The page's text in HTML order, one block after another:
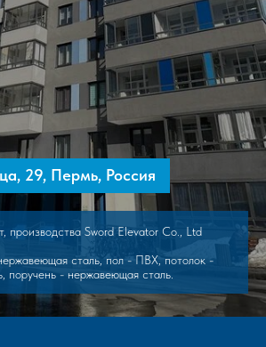
29, Пермь, Россия
производства Sword Elevator Co., Ltd
сталь, пол - ПВХ, потолок -
поручень - нержавеющая сталь.